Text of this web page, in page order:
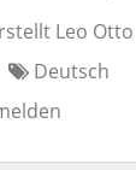
Leo Otto
Deutsch